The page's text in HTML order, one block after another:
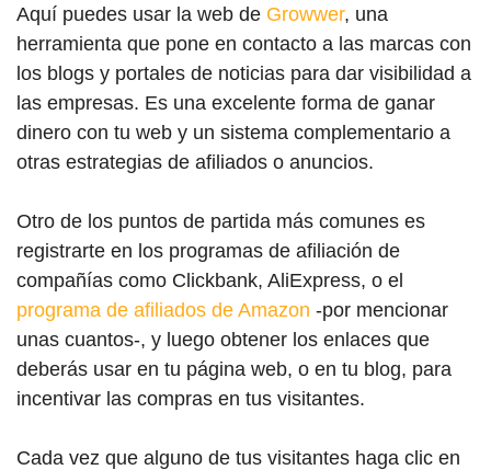
Aquí puedes usar la web de Growwer, una
herramienta que pone en contacto a las marcas con
los blogs y portales de noticias para dar visibilidad a
las empresas. Es una excelente forma de ganar
dinero con tu web y un sistema complementario a
otras estrategias de afiliados o anuncios.
Otro de los puntos de partida más comunes es
registrarte en los programas de afiliación de
compañías como Clickbank, AliExpress, o el
programa de afiliados de Amazon -por mencionar
unas cuantos-, y luego obtener los enlaces que
deberás usar en tu página web, o en tu blog, para
incentivar las compras en tus visitantes.
Cada vez que alguno de tus visitantes haga clic en